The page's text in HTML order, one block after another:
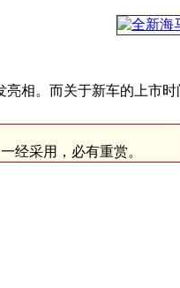
相。而关于新车的上市时
经采用，必有重赏。